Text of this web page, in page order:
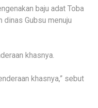
baju adat Toba
Gubsu menuju
khasnya.
khasnya,” sebut